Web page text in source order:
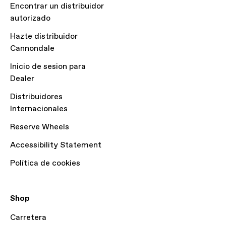
Encontrar un distribuidor
autorizado
Hazte distribuidor
Cannondale
Inicio de sesion para
Dealer
Distribuidores
Internacionales
Reserve Wheels
Accessibility Statement
Política de cookies
Shop
Carretera